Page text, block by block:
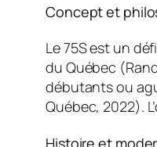
Concept et
Le 75S est un
du Québec
débutants ou
Québec, 2022).
Histoire et